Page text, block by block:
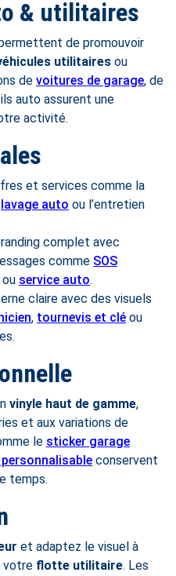
& utilitaires
de promouvoir
utilitaires ou
de voitures de garage, de
auto assurent une
activité.
et services comme la
lavage auto ou l’entretien
complet avec
comme SOS
ou service auto.
claire avec des visuels
, tournevis et clé ou
vinyle haut de gamme,
et aux variations de
le sticker garage
conservent
temps.
et adaptez le visuel à
votre flotte utilitaire. Les